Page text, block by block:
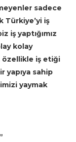
sadece
iş
iş yaptığımız
kolay
iş etiği
yapıya sahip
yaymak